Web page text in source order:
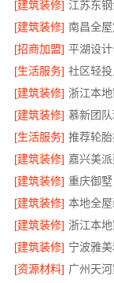
[建筑装修] 江苏东
[建筑装修] 南昌全
[招商加盟] 平湖设
[生活服务]
[建筑装修]
[建筑装修] 慕新团
[生活服务] 推荐轮
[建筑装修] 嘉兴美
[建筑装修] 重庆御
[建筑装修]
[建筑装修]
[建筑装修]
[资源材料] 广州天